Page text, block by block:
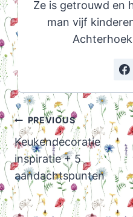
Ze is getrouwd en
man vijf
Post
navigation
PREVIOUS
Keukendecoratie
inspiratie + 5
aandachtspunten